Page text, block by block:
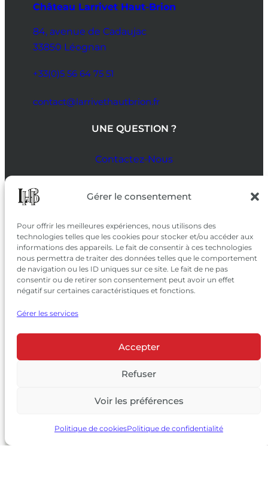
Gérer le consentement
Pour offrir les meilleures expériences, nous utilisons des
technologies telles que les cookies pour stocker et/ou accéder aux
informations des appareils. Le fait de consentir à ces technologies
nous permettra de traiter des données telles que le comportement
de navigation ou les ID uniques sur ce site. Le fait de ne pas
consentir ou de retirer son consentement peut avoir un effet
négatif sur certaines caractéristiques et fonctions.
Gérer les services
Accepter
Refuser
Voir les préférences
Politique de cookiesPolitique de confidentialité
Château Larrivet Haut-Brion
84, avenue de Cadaujac
33850 Léognan
+33(0)5 56 64 75 51
contact@larrivethautbrion.fr
UNE QUESTION ?
Contactez-Nous
SUIVEZ-NOUS
SUR LES RÉSEAUX
© 2026 Château Larrivet Haut-Brion |
Mentions légales|Politique de confidentialité
|CGV
L’ABUS D’ALCOOL EST DANGEREUX POUR LA SANTÉ, À